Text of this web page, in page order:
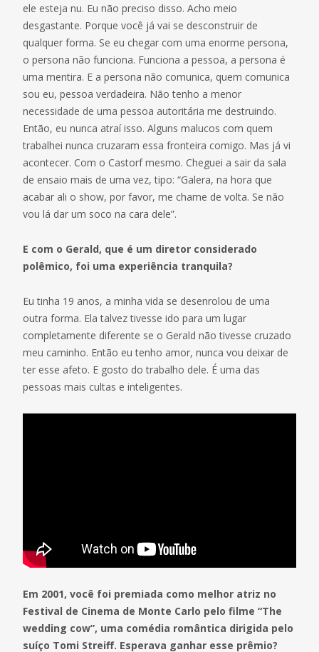
ele esteja nu. Eu não preciso disso. Acho meio
desgastante. Porque você já vai se desconstruir de
qualquer forma. Se eu chegar com uma enorme persona,
o persona não funciona. Funciona a pessoa, a persona é
uma mentira. E a persona não comunica, quem comunica
sou eu, pessoa verdadeira. Não tenho a menor
necessidade de uma pessoa autoritária me destruindo.
Então, eu nunca atraí isso. Alguns malucos com quem
trabalhei nunca cruzaram essa fronteira comigo. Mas já vi
acontecer. Com o Castorf mesmo. Cheguei a sair da sala
de ensaio mais de uma vez, tipo: “Galera, na hora que
acabar ali o show, por favor, me chame de volta. Se não
vou lá dar um soco na cara dele”.
E com o Gerald, que é um diretor considerado
polêmico, foi uma experiência tranquila?
Eu tinha 19 anos, a minha vida se desenrolou de uma
outra forma. Ela talvez tivesse ido para um lugar
completamente diferente se o Gerald não tivesse cruzado
meu caminho. Então eu tenho amor, nunca vou deixar de
ter esse afeto. E gosto do trabalho dele. É uma das
pessoas mais cultas e inteligentes.
Em 2001, você foi premiada como melhor atriz no
Festival de Cinema de Monte Carlo pelo filme “The
wedding cow”, uma comédia romântica dirigida pelo
suíço Tomi Streiff. Esperava ganhar esse prêmio?